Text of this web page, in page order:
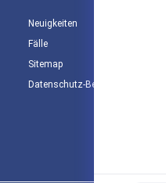
Neuigkeiten
Fälle
Sitemap
Datenschutz-Bestimmungen